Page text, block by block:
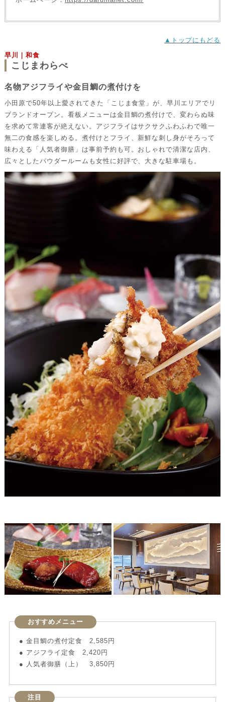
▲トップにもどる
早川｜和食
こじまわらべ
名物アジフライや金目鯛の煮付けを
小田原で50年以上愛されてきた「こじま食堂」が、早川エリアでリ
ブランドオープン。看板メニューは金目鯛の煮付けで、変わらぬ味
を求めて常連客が絶えない。アジフライはサクサクふわふわで唯一
無二の食感を楽しめる。煮付けとフライ、新鮮な刺し身がそろって
味わえる「人気者御膳」は事前予約も可。おしゃれで清潔な店内、
広々としたパウダールームも女性に好評で、大きな駐車場も。
おすすめメニュー
● 金目鯛の煮付定食 2,585円
● アジフライ定食 2,420円
● 人気者御膳（上） 3,850円
注目